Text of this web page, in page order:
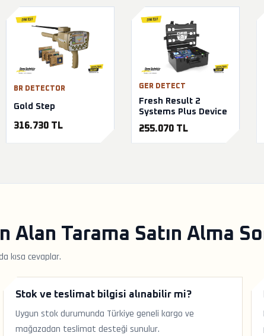
BR DETECTOR
Gold Step
316.730 TL
GER DETECT
Fresh Result 2
Systems Plus Device
255.070 TL
Tarama Satın Alma
kısa cevaplar.
Stok ve teslimat bilgisi alınabilir mi?
Uygun stok durumunda Türkiye geneli kargo ve
mağazadan teslimat desteği sunulur.